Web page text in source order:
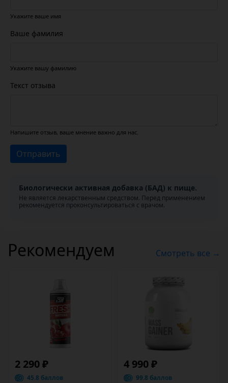
Укажите ваше имя
Ваше фамилия
Укажите вашу фамилию
Текст отзыва
Напишите отзыв, ваше мнение важно для нас.
Отправить
Биологически активная добавка (БАД) к пище.
Не является лекарственным средством. Перед применением
рекомендуется проконсультироваться с врачом.
Рекомендуем Смотреть все →
2 290 ₽
45.8 баллов
4 990 ₽
99.8 баллов